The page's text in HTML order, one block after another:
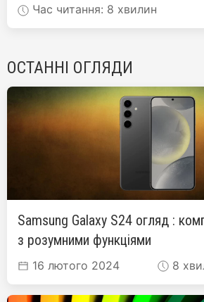
Час читання: 8 хвилин
ОСТАННІ ОГЛЯДИ
Samsung Galaxy S24 огляд :
з розумними функціями
16 лютого 2024 8